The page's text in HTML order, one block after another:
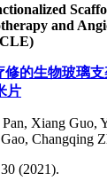
and
的生物玻璃
片
Xiang Guo,
Changqing
(2021).